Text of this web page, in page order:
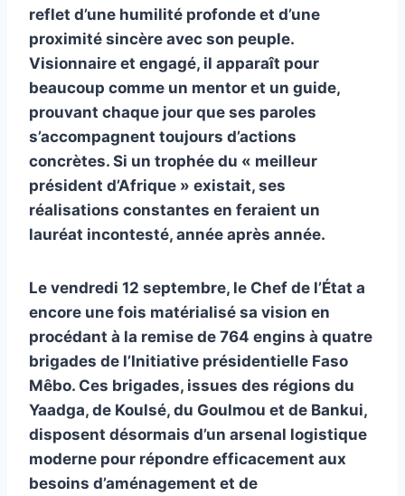
reflet d’une humilité profonde et d’une
proximité sincère avec son peuple.
Visionnaire et engagé, il apparaît pour
beaucoup comme un mentor et un guide,
prouvant chaque jour que ses paroles
s’accompagnent toujours d’actions
concrètes. Si un trophée du « meilleur
président d’Afrique » existait, ses
réalisations constantes en feraient un
lauréat incontesté, année après année.
Le vendredi 12 septembre, le Chef de l’État a
encore une fois matérialisé sa vision en
procédant à la remise de 764 engins à quatre
brigades de l’Initiative présidentielle Faso
Mêbo. Ces brigades, issues des régions du
Yaadga, de Koulsé, du Goulmou et de Bankui,
disposent désormais d’un arsenal logistique
moderne pour répondre efficacement aux
besoins d’aménagement et de